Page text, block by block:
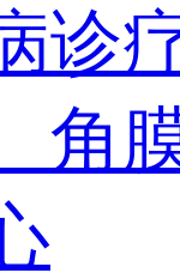
诊
角